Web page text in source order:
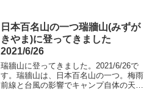
ない。40Lで行く人もいるいるのだからで
きるのだろう。今...
日本百名山の一つ瑞牆山(みずが
きやま)に登ってきました
2021/6/26
瑞牆山に登ってきました。2021/6/26で
す。瑞牆山は、日本百名山の一つ。梅雨
前線と台風の影響でキャンプ自体の天気